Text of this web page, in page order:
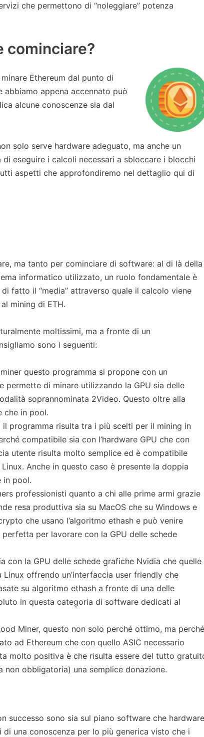
che permettono di “noleggiare” potenza
cominciare?
Ethereum dal punto di
appena accennato può
alcune conoscenze sia dal
solo serve hardware adeguato, ma anche un
eseguire i calcoli necessari a sbloccare i blocchi
aspetti che approfondiremo nel dettaglio qui di
ma tanto per cominciare di software: al di là della
informatico utilizzato, un ruolo fondamentale è
fatto il “media” attraverso quale il calcolo viene
mining di ETH.
moltissimi, ma a fronte di un
sono i seguenti:
questo programma si propone con un
permette di minare utilizzando la GPU sia delle
soprannominata 2Video. Questo oltre alla
che in pool.
il programma risulta tra i più scelti per il mining in
compatibile sia con l’hardware GPU che con
utente risulta molto semplice ed è compatibile
Anche in questo caso è presente la doppia
in pool.
professionisti quanto a chi alle prime armi grazie
resa produttiva sia su MacOS che su Windows e
che usano l’algoritmo ethash e può venire
per lavorare con la GPU delle schede
con la GPU delle schede grafiche Nvidia che quelle
offrendo un’interfaccia user friendly che
su algoritmo ethash a fronte di una delle
in questa categoria di software dedicati al
Miner, questo non solo perché ottimo, ma perché
ad Ethereum che con quello ASIC necessario
molto positiva è che risulta essere del tutto
obbligatoria) una semplice donazione.
successo sono sia sul piano software che
una conoscenza per lo più generica visto che i